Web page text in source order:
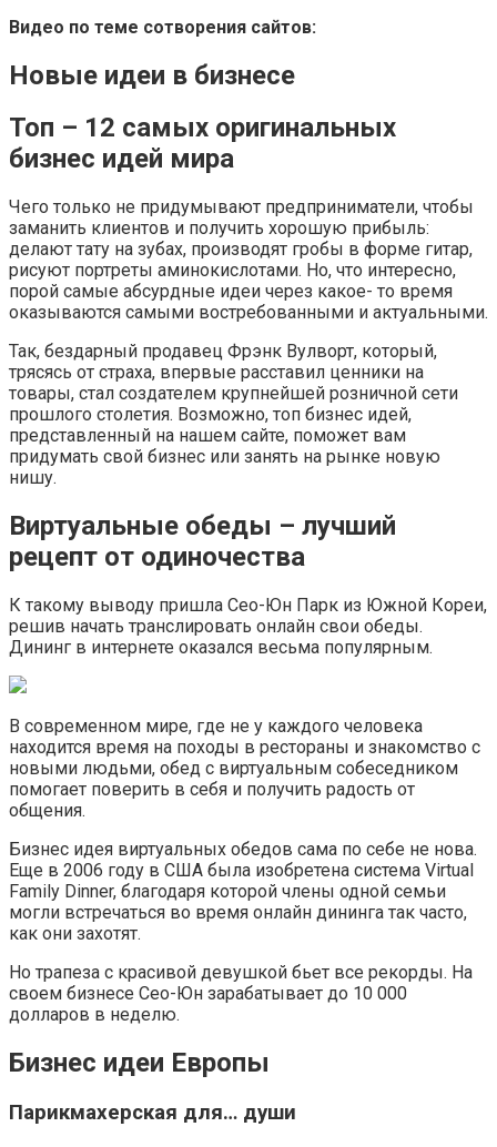
Видео по теме сотворения сайтов:
Новые идеи в бизнесе
Топ – 12 самых оригинальных
бизнес идей мира
Чего только не придумывают предприниматели, чтобы
заманить клиентов и получить хорошую прибыль:
делают тату на зубах, производят гробы в форме гитар,
рисуют портреты аминокислотами. Но, что интересно,
порой самые абсурдные идеи через какое- то время
оказываются самыми востребованными и актуальными.
Так, бездарный продавец Фрэнк Вулворт, который,
трясясь от страха, впервые расставил ценники на
товары, стал создателем крупнейшей розничной сети
прошлого столетия. Возможно, топ бизнес идей,
представленный на нашем сайте, поможет вам
придумать свой бизнес или занять на рынке новую
нишу.
Виртуальные обеды – лучший
рецепт от одиночества
К такому выводу пришла Сео-Юн Парк из Южной Кореи,
решив начать транслировать онлайн свои обеды.
Дининг в интернете оказался весьма популярным.
В современном мире, где не у каждого человека
находится время на походы в рестораны и знакомство с
новыми людьми, обед с виртуальным собеседником
помогает поверить в себя и получить радость от
общения.
Бизнес идея виртуальных обедов сама по себе не нова.
Еще в 2006 году в США была изобретена система Virtual
Family Dinner, благодаря которой члены одной семьи
могли встречаться во время онлайн дининга так часто,
как они захотят.
Но трапеза с красивой девушкой бьет все рекорды. На
своем бизнесе Сео-Юн зарабатывает до 10 000
долларов в неделю.
Бизнес идеи Европы
Парикмахерская для… души